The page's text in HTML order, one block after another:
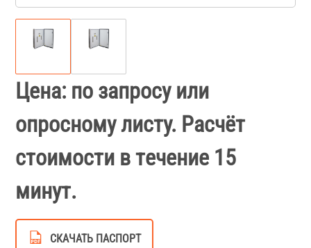
Цена: по запросу или
опросному листу. Расчёт
стоимости в течение 15
минут.
СКАЧАТЬ ПАСПОРТ